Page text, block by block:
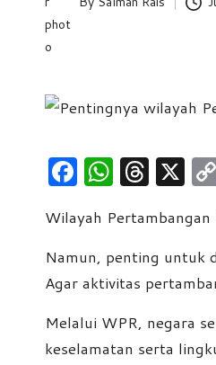
e
s
Posted
by
F
a
c
e
b
o
o
W
h
at
s
A
p
p
T
hr
e
a
d
s
X
Wilayah
Namun, penting untuk
Agar aktivitas
Melalui WPR, negara
keselamatan serta